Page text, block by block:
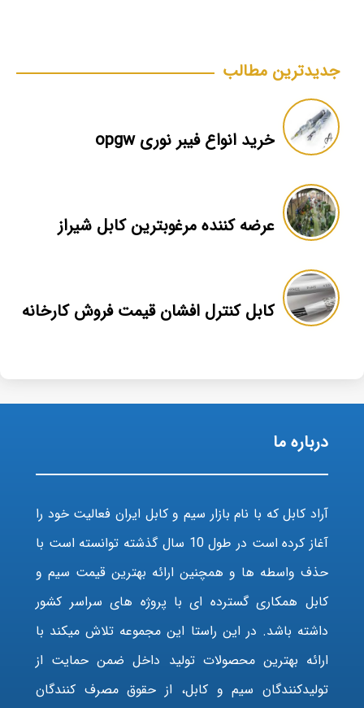
جدیدترین مطالب
خرید انواع فیبر نوری opgw
عرضه کننده مرغوبترین کابل شیراز
کابل کنترل افشان قیمت فروش کارخانه
درباره ما
آراد کابل که با نام بازار سیم و کابل ایران فعالیت خود را
آغاز کرده است در طول 10 سال گذشته توانسته است با
حذف واسطه ها و همچنین ارائه بهترین قیمت سیم و
کابل همکاری گسترده ای با پروژه های سراسر کشور
داشته باشد. در این راستا این مجموعه تلاش میکند با
ارائه بهترین محصولات تولید داخل ضمن حمایت از
تولیدکنندگان سیم و کابل، از حقوق مصرف کنندگان